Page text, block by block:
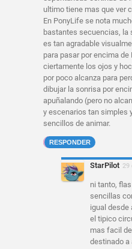
ultimo tiene mas que ver
En PonyLife se nota
bastantes secuencias, la
es tan agradable
para pasar por encima de
ciertamente los ojos y
por poco alcanza para
dibujar la sonrisa por
apuñalando (pero no
y escenarios tan simples
sencillos de animar.
RESPONDER
StarPilot 29
ni tanto,
sencillas
igual desde
el tipico
mas facil
destinado a